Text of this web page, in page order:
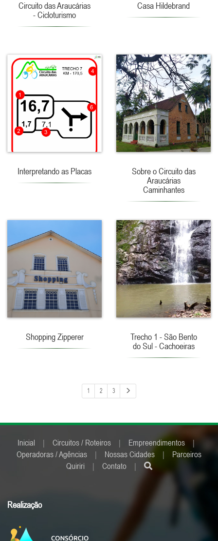
Circuito das Araucárias
- Cicloturismo
Casa Hildebrand
Interpretando as Placas
Sobre o Circuito das
Araucárias
Caminhantes
Shopping Zipperer
Trecho 1 - São Bento
do Sul - Cachoeiras
1 2 3
Inicial | Circuitos / Roteiros | Empreendimentos
|
Operadoras / Agências
| Nossas Cidades |
Parceiros
Quiriri
| Contato |
Realização